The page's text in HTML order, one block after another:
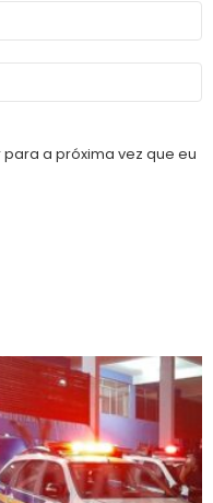
a próxima vez que eu